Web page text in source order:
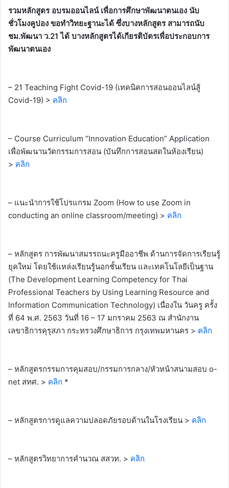
รวมหลักสูตร อบรมออนไลน์ เพื่อการศึกษาพัฒนาตนเอง นับ
ชั่วโมงคูปอง ขอทำวิทยะฐานะได้ ซึ่งบางหลักสูตร สามารถนับ
ชม.พัฒนา​ ว.21 ได้ บางหลักสูตรได้เกียรติบัตรเพื่อประกอบการ
พัฒนาตนเอง
– 21 Teaching Fight Covid-19 (เทคนิคการสอนออนไลน์สู้
Covid-19) > คลิก
– Course Curriculum “Innovation Education” Application
เพื่อพัฒนานวัตกรรมการสอน (บันทึกการสอนสดในห้องเรียน)
> คลิก
– แนะนำการใช้โปรแกรม Zoom (How to use Zoom in
conducting an online classroom/meeting) > คลิก
– หลักสูตร การพัฒนาสมรรถนะครูมืออาชีพ ด้านการจัดการเรียนรู้
ยุคใหม่ โดยใช้แหล่งเรียนรู้นอกชั้นเรียน และเทคโนโลยีเป็นฐาน
(The Development Learning Competency for Thai
Professional Teachers by Using Learning Resource and
Information Communication Technology) เนื่องใน วันครู ครั้ง
ที่ 64 พ.ศ. 2563 วันที่ 16 – 17 มกราคม 2563 ณ สำนักงาน
เลขาธิการคุรุสภา กระทรวงศึกษาธิการ กรุงเทพมหานคร > คลิก
– หลักสูตรกรรมการคุมสอบ/กรรมการกลาง/หัวหน้าสนามสอบ o-
net สทศ. > คลิก *
– หลักสูตรการดูแลความปลอดภัยรอบด้านในโรงเรียน > คลิก
– หลักสูตรวิทยาการคำนวณ สสวท. > คลิก